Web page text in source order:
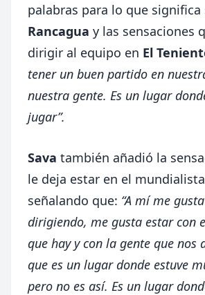
palabras para lo que significa
Rancagua y las sensaciones
dirigir al equipo en El
tener un buen partido en
nuestra gente. Es un lugar
jugar”.
Sava también añadió la
le deja estar en el
señalando que: “A mí me
dirigiendo, me gusta estar con
que hay y con la gente que nos
que es un lugar donde estuve
pero no es así. Es un lugar